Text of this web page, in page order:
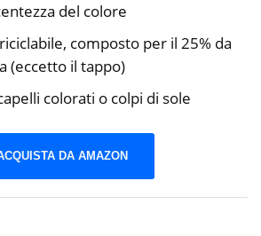
del colore
composto per il 25% da
(eccetto il tappo)
colorati o colpi di sole
DA AMAZON